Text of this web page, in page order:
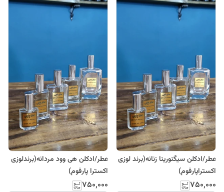
عطر/ادکلن سیگنورینا زنانه(برند لوزی
اکستراپارفوم)
۷۵۰٬۰۰۰
عطر/ادکلن هی وود مردانه(برندلوزی
اکسترا پارفوم)
۷۵۰٬۰۰۰